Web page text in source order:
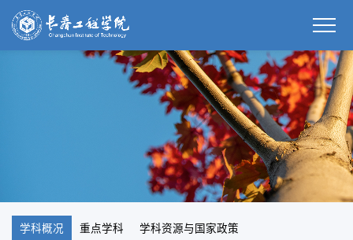
学科概况 重点学科 学科资源与国家政策